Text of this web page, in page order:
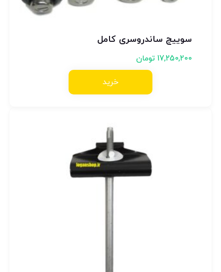
سوییچ ساندروسری کامل
17,250,200 تومان
خرید